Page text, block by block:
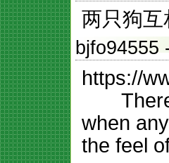
两只狗互
bjfo94555
https://
There
when
the feel